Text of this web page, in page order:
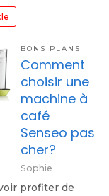
BONS PLANS
Comment
choisir une
machine à
café
Senseo pas
cher?
Sophie
profiter de